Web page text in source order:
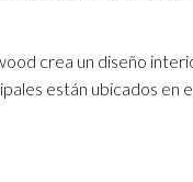
crea un diseño
están ubicados en